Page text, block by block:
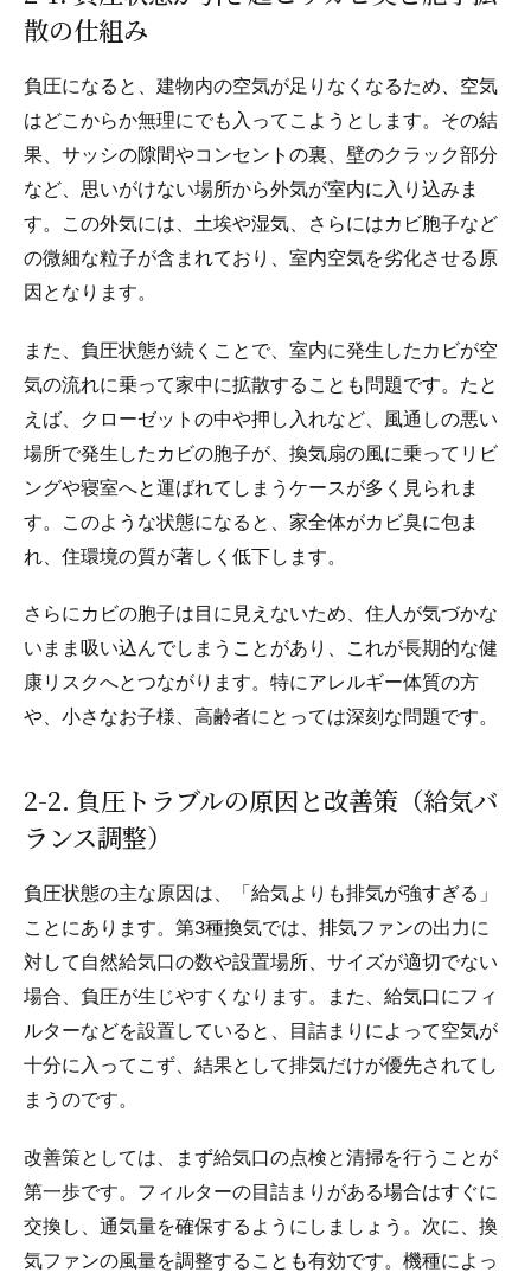
散の仕組み
負圧になると、建物内の空気が足りなくなるため、空気
はどこからか無理にでも入ってこようとします。その結
果、サッシの隙間やコンセントの裏、壁のクラック部分
など、思いがけない場所から外気が室内に入り込みま
す。この外気には、土埃や湿気、さらにはカビ胞子など
の微細な粒子が含まれており、室内空気を劣化させる原
因となります。
また、負圧状態が続くことで、室内に発生したカビが空
気の流れに乗って家中に拡散することも問題です。たと
えば、クローゼットの中や押し入れなど、風通しの悪い
場所で発生したカビの胞子が、換気扇の風に乗ってリビ
ングや寝室へと運ばれてしまうケースが多く見られま
す。このような状態になると、家全体がカビ臭に包ま
れ、住環境の質が著しく低下します。
さらにカビの胞子は目に見えないため、住人が気づかな
いまま吸い込んでしまうことがあり、これが長期的な健
康リスクへとつながります。特にアレルギー体質の方
や、小さなお子様、高齢者にとっては深刻な問題です。
2-2. 負圧トラブルの原因と改善策（給気バ
ランス調整）
負圧状態の主な原因は、「給気よりも排気が強すぎる」
ことにあります。第3種換気では、排気ファンの出力に
対して自然給気口の数や設置場所、サイズが適切でない
場合、負圧が生じやすくなります。また、給気口にフィ
ルターなどを設置していると、目詰まりによって空気が
十分に入ってこず、結果として排気だけが優先されてし
まうのです。
改善策としては、まず給気口の点検と清掃を行うことが
第一歩です。フィルターの目詰まりがある場合はすぐに
交換し、通気量を確保するようにしましょう。次に、換
気ファンの風量を調整することも有効です。機種によっ